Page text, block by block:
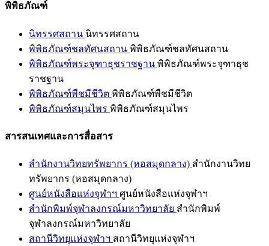
พิพิธภัณฑ์
นิทรรศสถาน นิทรรศสถาน
พิพิธภัณฑ์ชลทัศนสถาน พิพิธภัณฑ์ชลทัศนสถาน
พิพิธภัณฑ์พระจุฑาธุชราชฐาน พิพิธภัณฑ์พระจุฑาธุช
ราชฐาน
พิพิธภัณฑ์พืชมีชีวิต พิพิธภัณฑ์พืชมีชีวิต
พิพิธภัณฑ์สมุนไพร พิพิธภัณฑ์สมุนไพร
สารสนเทศและการสื่อสาร
สำนักงานวิทยทรัพยากร (หอสมุดกลาง) สำนักงานวิทย
ทรัพยากร (หอสมุดกลาง)
ศูนย์หนังสือแห่งจุฬาฯ ศูนย์หนังสือแห่งจุฬาฯ
สำนักพิมพ์จุฬาลงกรณ์มหาวิทยาลัย สำนักพิมพ์
จุฬาลงกรณ์มหาวิทยาลัย
สถานีวิทยุแห่งจุฬาฯ สถานีวิทยุแห่งจุฬาฯ